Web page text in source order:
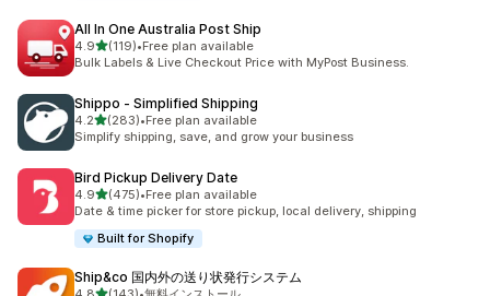
All In One Australia Post Ship
4.95つ星中
(119)
合計レビュー数：119件
•Free plan available
Bulk Labels & Live Checkout Price with MyPost Business.
Shippo ‑ Simplified Shipping
4.25つ星中
(283)
合計レビュー数：283件
•Free plan available
Simplify shipping, save, and grow your business
Bird Pickup Delivery Date
4.95つ星中
(475)
合計レビュー数：475件
•Free plan available
Date & time picker for store pickup, local delivery, shipping
Built for Shopify
Ship&co 国内外の送り状発行システム
5つ星中